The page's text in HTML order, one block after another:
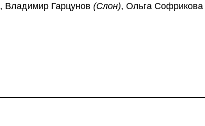
, Владимир Гарцунов (Слон), Ольга Софрикова